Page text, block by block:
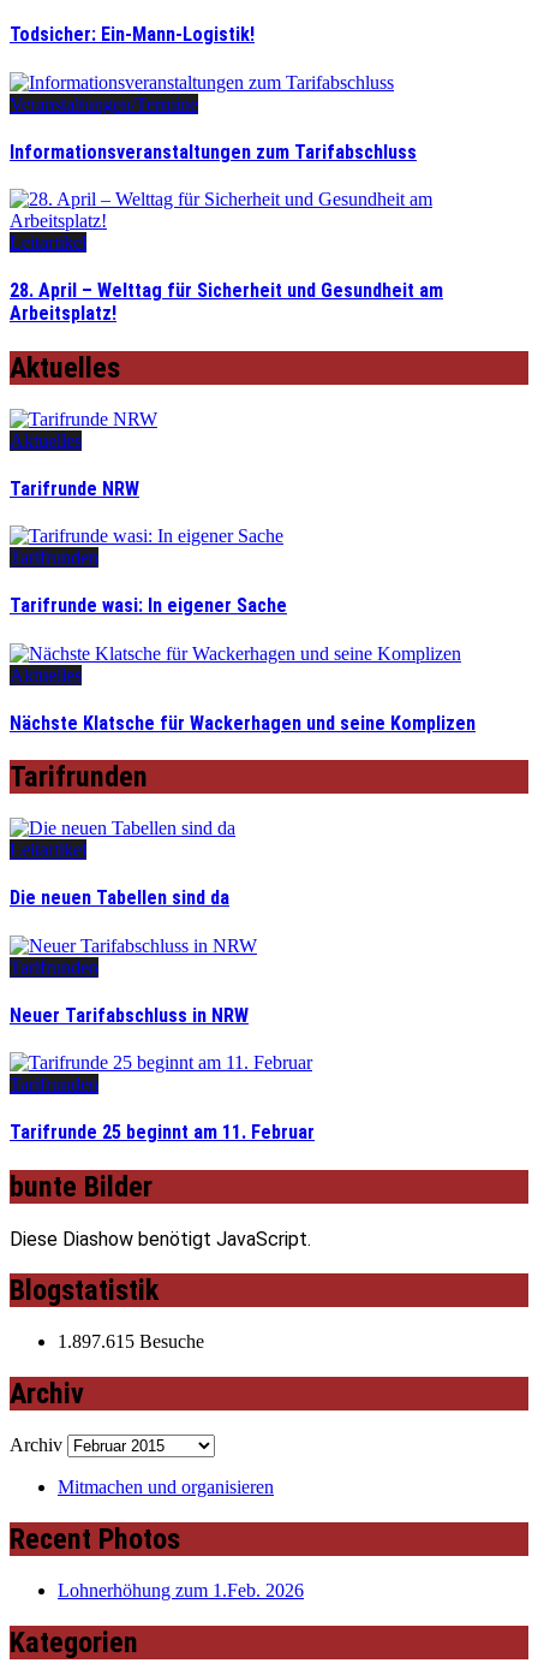
Todsicher: Ein-Mann-Logistik!
Veranstaltungen/Termine
Informationsveranstaltungen zum Tarifabschluss
Leitartikel
28. April – Welttag für Sicherheit und Gesundheit am
Arbeitsplatz!
Aktuelles
Aktuelles
Tarifrunde NRW
Tarifrunden
Tarifrunde wasi: In eigener Sache
Aktuelles
Nächste Klatsche für Wackerhagen und seine Komplizen
Tarifrunden
Leitartikel
Die neuen Tabellen sind da
Tarifrunden
Neuer Tarifabschluss in NRW
Tarifrunden
Tarifrunde 25 beginnt am 11. Februar
bunte Bilder
Diese Diashow benötigt JavaScript.
Blogstatistik
1.897.615 Besuche
Archiv
Archiv
Mitmachen und organisieren
Recent Photos
Lohnerhöhung zum 1.Feb. 2026
Kategorien